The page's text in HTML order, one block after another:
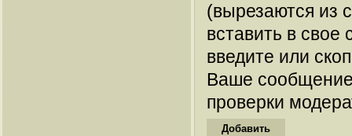
(вырезаются из
вставить в
введите или
Ваше
проверки